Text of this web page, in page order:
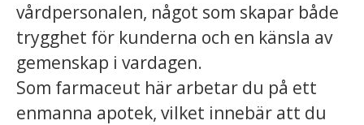
vårdpersonalen, något som skapar både
trygghet för kunderna och en känsla av
gemenskap i vardagen.
Som farmaceut här arbetar du på ett
enmanna apotek, vilket innebär att du